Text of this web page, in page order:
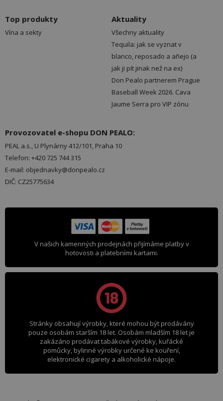
Top produkty
Vína a sekty
Aktuality
Všechny aktuality
Tequila: jak se vyznat v
blanco, reposado a añejo (a
jak ji pít jinak než na ex)
Don Pealo partnerem Prague
Baseball Week 2026. Cava
Jaume Serra pro VIP zónu
Provozovatel e-shopu DON PEALO:
PEAL a.s., U Plynárny 412/101, Praha 10
Telefon: +420 725 744 315
E-mail: objednavky@donpealo.cz
DIČ: CZ25775634
V našich kamenných prodejnách přijímáme platby v
hotovosti a platebními kartami.
Stránky obsahují výrobky, které mohou být prodávány
pouze osobám starším 18 let. Osobám mladším 18 let je
zakázáno prodávat tabákové výrobky, kuřácké
pomůcky, bylinné výrobky určené ke kouření,
elektronické cigarety a alkoholické nápoje.